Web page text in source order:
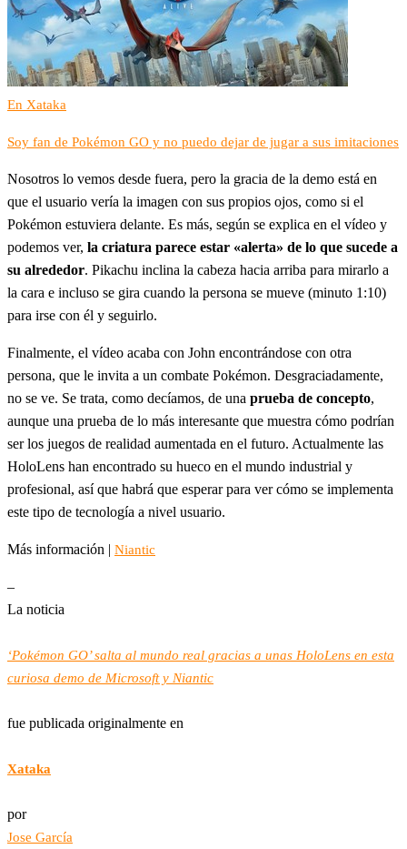
En Xataka
Soy fan de Pokémon GO y no puedo dejar de jugar a sus imitaciones
Nosotros lo vemos desde fuera, pero la gracia de la demo está en
que el usuario vería la imagen con sus propios ojos, como si el
Pokémon estuviera delante. Es más, según se explica en el vídeo y
podemos ver, la criatura parece estar «alerta» de lo que sucede a
su alrededor. Pikachu inclina la cabeza hacia arriba para mirarlo a
la cara e incluso se gira cuando la persona se mueve (minuto 1:10)
para irse con él y seguirlo.
Finalmente, el vídeo acaba con John encontrándose con otra
persona, que le invita a un combate Pokémon. Desgraciadamente,
no se ve. Se trata, como decíamos, de una prueba de concepto,
aunque una prueba de lo más interesante que muestra cómo podrían
ser los juegos de realidad aumentada en el futuro. Actualmente las
HoloLens han encontrado su hueco en el mundo industrial y
profesional, así que habrá que esperar para ver cómo se implementa
este tipo de tecnología a nivel usuario.
Más información | Niantic
–
La noticia
‘Pokémon GO’ salta al mundo real gracias a unas HoloLens en esta
curiosa demo de Microsoft y Niantic
fue publicada originalmente en
Xataka
por
Jose García